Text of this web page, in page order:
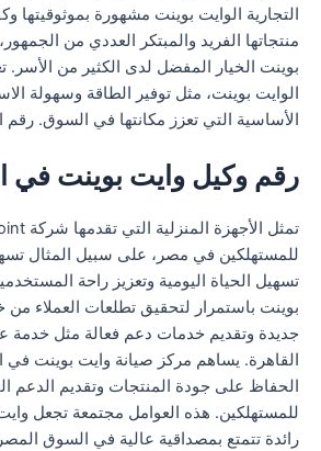
التجارية الوايت بوينت مشهورة بموثوقيتها
منتجاتها الفريد والمبتكر العددي من
بوينت الخيار المفضل لدى الكثير من الأسر.
الوايت بوينت، مثل توفير الطاقة وسهولة
الأساسية التي تعزز مكانتها في السوق. رقم الهاتف
رقم وكيل وايت بوينت في
للمستهلكين في مصر، على سبيل المثال
تسهيل الحياة اليومية وتعزيز راحة
بوينت باستمرار لتحقيق تطلعات العملاء
القاهرة. يساهم مركز صيانة وايت بوينت في
الحفاظ على جودة المنتجات وتقديم الدعم
للمستهلكين. هذه العوامل مجتمعة تجعل
رائدة تتمتع بمصداقية عالية في السوق